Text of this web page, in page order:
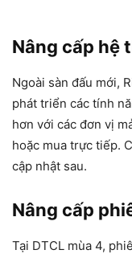
Nâng cấp hệ
Ngoài sàn đấu mới,
phát triển các tính
hơn với các đơn vị
hoặc mua trực tiếp.
cập nhật sau.
Nâng cấp
Tại DTCL mùa 4,